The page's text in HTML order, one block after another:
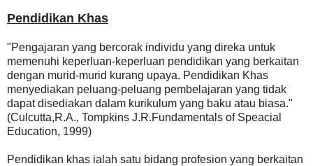
Pendidikan Khas
"Pengajaran yang bercorak individu yang direka untuk
memenuhi keperluan-keperluan pendidikan yang berkaitan
dengan murid-murid kurang upaya. Pendidikan Khas
menyediakan peluang-peluang pembelajaran yang tidak
dapat disediakan dalam kurikulum yang baku atau biasa."
(Culcutta,R.A., Tompkins J.R.Fundamentals of Speacial
Education, 1999)
Pendidikan khas ialah satu bidang profesion yang berkaitan